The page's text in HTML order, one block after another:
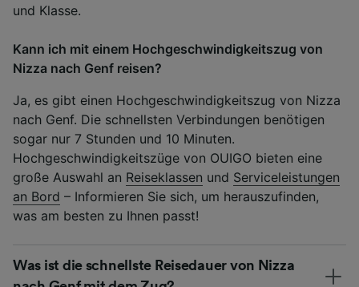
und Klasse.
Kann ich mit einem Hochgeschwindigkeitszug von
Nizza nach Genf reisen?
Ja, es gibt einen Hochgeschwindigkeitszug von Nizza
nach Genf. Die schnellsten Verbindungen benötigen
sogar nur 7 Stunden und 10 Minuten.
Hochgeschwindigkeitszüge von OUIGO bieten eine
große Auswahl an Reiseklassen und Serviceleistungen
an Bord – Informieren Sie sich, um herauszufinden,
was am besten zu Ihnen passt!
Was ist die schnellste Reisedauer von Nizza